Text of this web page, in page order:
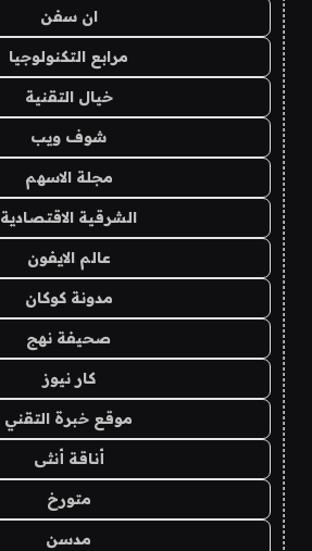
ان سفن
مرابع التكنولوجيا
خيال التقنية
شوف ويب
مجلة الاسهم
الشرقية الاقتصادية
عالم الايفون
مدونة كوكان
صحيفة نهج
كار نيوز
موقع خبرة التقني
أناقة أنثى
متورخ
مدسن